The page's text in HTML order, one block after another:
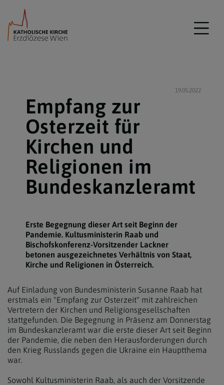
19.05.2022
Empfang zur
Osterzeit für
Kirchen und
Religionen im
Bundeskanzleramt
Erste Begegnung dieser Art seit Beginn der
Pandemie. Kultusministerin Raab und
Bischofskonferenz-Vorsitzender Lackner
betonen ausgezeichnetes Verhältnis von Staat,
Kirche und Religionen in Österreich.
Auf Einladung von Bundesministerin Susanne Raab hat
erstmals ein "Empfang zur Osterzeit" mit zahlreichen
Vertretern der Kirchen und Religionsgesellschaften
stattgefunden. Die Begegnung in Präsenz am Donnerstag
im Bundeskanzleramt war die erste dieser Art seit Beginn
der Pandemie, die neben den Herausforderungen durch
den Krieg Russlands gegen die Ukraine ein Hauptthema
war.
Sowohl Kultusministerin Raab, als auch der Vorsitzende